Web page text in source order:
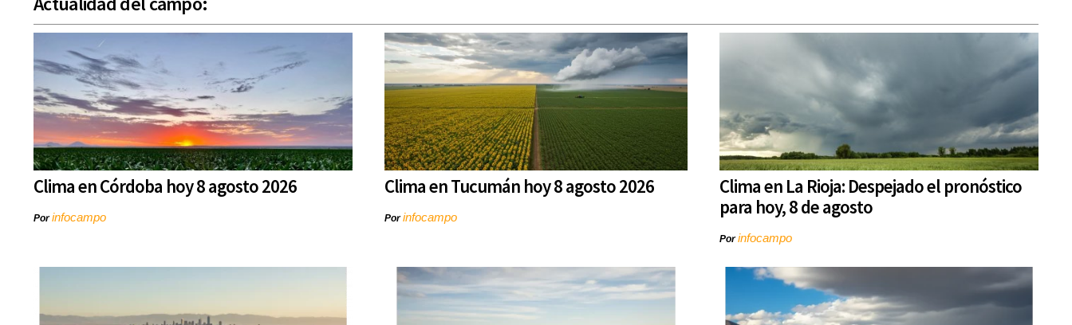
Clima en Córdoba hoy 8 agosto 2026
Porinfocampo
Clima en Tucumán hoy 8 agosto 2026
Porinfocampo
Clima en La Rioja: Despejado el pronóstico
para hoy, 8 de agosto
Porinfocampo